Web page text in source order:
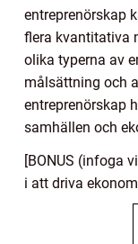
entreprenörskap
flera kvantitativa
olika typerna av
målsättning och
entreprenörskap
samhällen och
[BONUS (infoga
i att driva